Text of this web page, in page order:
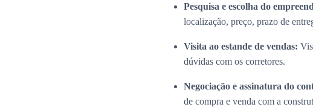
Pesquisa e escolha do
localização, preço, prazo de
Visita ao estande de vendas:
dúvidas com os corretores.
Negociação e assinatura do
de compra e venda com a